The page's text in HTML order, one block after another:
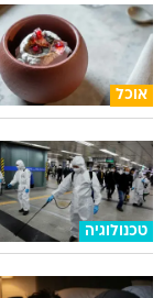
אוכל
טכנולוגיה